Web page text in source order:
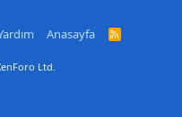
Anasayfa
R
Ltd.